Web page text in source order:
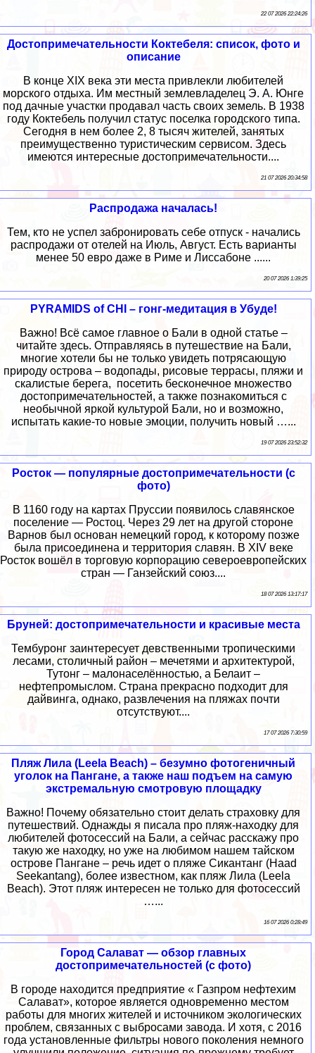
22 07 2026 22:24:26
Достопримечательности Коктебеля: список, фото и
описание
В конце XIX века эти места привлекли любителей
морского отдыха. Им местный землевладелец Э. А. Юнге
под дачные участки продавал часть своих земель. В 1938
году Коктебель получил статус поселка городского типа.
Сегодня в нем более 2, 8 тысяч жителей, занятых
преимущественно туристическим сервисом. Здесь
имеются интересные достопримечательности....
21 07 2026 20:34:58
Распродажа началась!
Тем, кто не успел забронировать себе отпуск - начались
распродажи от отелей на Июль, Август. Есть варианты
менее 50 евро даже в Риме и Лиссабоне ......
20 07 2026 1:39:25
PYRAMIDS of CHI – гонг-медитация в Убуде!
Важно! Всё самое главное о Бали в одной статье –
читайте здесь. Отправляясь в путешествие на Бали,
многие хотели бы не только увидеть потрясающую
природу острова – водопады, рисовые террасы, пляжи и
скалистые берега, посетить бесконечное множество
достопримечательностей, а также познакомиться с
необычной яркой культурой Бали, но и возможно,
испытать какие-то новые эмоции, получить новый …...
19 07 2026 23:52:32
Росток — популярные достопримечательности (с
фото)
В 1160 году на картах Пруссии появилось славянское
поселение — Ростоц. Через 29 лет на другой стороне
Варнов был основан немецкий город, к которому позже
была присоединена и территория славян. В XIV веке
Росток вошёл в торговую корпорацию североевропейских
стран — Ганзейский союз....
18 07 2026 13:17:17
Бруней: достопримечательности и красивые места
Тембуронг заинтересует девственными тропическими
лесами, столичный район – мечетями и архитектурой,
Тутонг – малонаселённостью, а Белаит –
нефтепромыслом. Страна прекрасно подходит для
дайвинга, однако, развлечения на пляжах почти
отсутствуют....
17 07 2026 7:30:59
Пляж Лила (Leela Beach) – безумно фотогеничный
уголок на Пангане, а также наш подъем на самую
экстремальную смотровую площадку
Важно! Почему обязательно стоит делать страховку для
путешествий. Однажды я писала про пляж-находку для
любителей фотосессий на Бали, а сейчас расскажу про
такую же находку, но уже на любимом нашем тайском
острове Пангане – речь идет о пляже Сикантанг (Haad
Seekantang), более известном, как пляж Лила (Leela
Beach). Этот пляж интересен не только для фотосессий
…...
16 07 2026 0:28:49
Город Салават — обзор главных
достопримечательностей (с фото)
В городе находится предприятие « Газпром нефтехим
Салават», которое является одновременно местом
работы для многих жителей и источником экологических
проблем, связанных с выбросами завода. И хотя, с 2016
года установленные фильтры нового поколения немного